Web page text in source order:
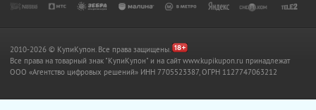
2010-2026 © КупиКупон. Все права защищены.
Все права на товарный знак "КупиКупон" и на сайт www.kupikupon.ru принадлежат
OOO «Агентство цифровых решений» ИНН 7705523387, ОГРН 1127747063212